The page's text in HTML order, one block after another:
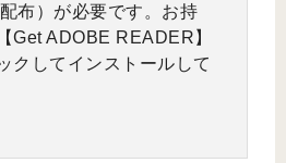
布）が必要です。お持
Get ADOBE READER】
クしてインストールして